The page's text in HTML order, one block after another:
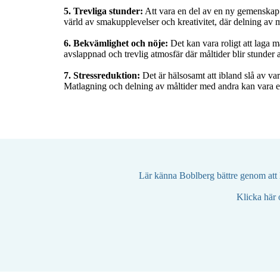
5. Trevliga stunder: Att vara en del av en ny
värld av smakupplevelser och kreativitet, där delning av
6. Bekvämlighet och nöje: Det kan vara roligt att laga
avslappnad och trevlig atmosfär där måltider blir stunder
7. Stressreduktion: Det är hälsosamt att ibland slå av
Matlagning och delning av måltider med andra kan vara
Lär känna Boblberg bättre genom
Klicka här